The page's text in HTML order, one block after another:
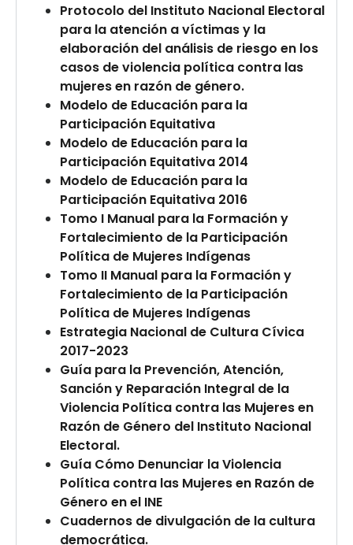
Protocolo del Instituto Nacional Electoral
para la atención a víctimas y la
elaboración del análisis de riesgo en los
casos de violencia política contra las
mujeres en razón de género.
Modelo de Educación para la
Participación Equitativa
Modelo de Educación para la
Participación Equitativa 2014
Modelo de Educación para la
Participación Equitativa 2016
Tomo I Manual para la Formación y
Fortalecimiento de la Participación
Política de Mujeres Indígenas
Tomo II Manual para la Formación y
Fortalecimiento de la Participación
Política de Mujeres Indígenas
Estrategia Nacional de Cultura Cívica
2017-2023
Guía para la Prevención, Atención,
Sanción y Reparación Integral de la
Violencia Política contra las Mujeres en
Razón de Género del Instituto Nacional
Electoral.
Guía Cómo Denunciar la Violencia
Política contra las Mujeres en Razón de
Género en el INE
Cuadernos de divulgación de la cultura
democrática.